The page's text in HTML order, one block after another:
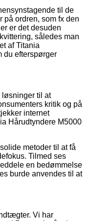
til de
ordren, som fx den
er det desuden
således man
af Titania
du efterspørger
løsninger til at
kritik og på
internet
Hårudtyndere M5000
metoder til at få
Tilmed ses
en bedømmelse
burde anvendes til at
Vi har